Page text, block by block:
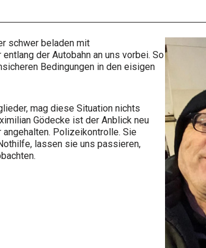
schwer beladen mit
der Autobahn an uns vorbei. So
Bedingungen in den eisigen
mag diese Situation nichts
Gödecke ist der Anblick neu
angehalten. Polizeikontrolle. Sie
lassen sie uns passieren,